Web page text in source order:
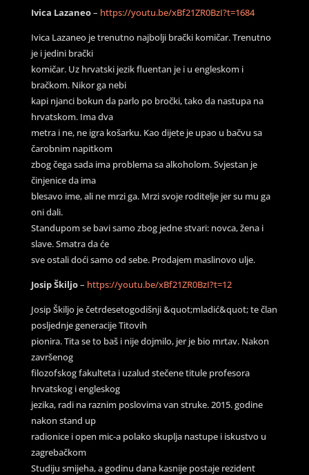
Ivica Lazaneo– https://youtu.be/xBf21ZR0BzI?t=1684
Ivica Lazaneo je trenutno najbolji brački komičar. Trenutno
je i jedini brački
komičar. Uz hrvatski jezik fluentan je i u engleskom i
bračkom. Nikor ga nebi
kapi njanci bokun da parlo po bročki, tako da nastupa na
hrvatskom. Ima dva
metra i ne, ne igra košarku. Kao dijete je upao u bačvu sa
čarobnim napitkom
zbog čega sada ima problema sa alkoholom. Svjestan je
činjenice da ima
blesavo ime, ali ne mrzi ga. Mrzi svoje roditelje jer su mu ga
oni dali.
Standupom se bavi samo zbog jedne stvari: novca, žena i
slave. Smatra da će
sve ostali doći samo od sebe. Prodajem maslinovo ulje.
Josip Škiljo– https://youtu.be/xBf21ZR0BzI?t=12
Josip Škiljo je četrdesetogodišnji &quot;mladić&quot; te član
posljednje generacije Titovih
pionira. Tita se to baš i nije dojmilo, jer je bio mrtav. Nakon
završenog
filozofskog fakulteta i uzalud stečene titule profesora
hrvatskog i engleskog
jezika, radi na raznim poslovima van struke. 2015. godine
nakon stand up
radionice i open mic-a polako skuplja nastupe i iskustvo u
zagrebačkom
Studiju smijeha, a godinu dana kasnije postaje rezident